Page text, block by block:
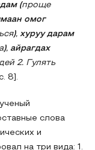
(проще
омог
), хуруу дарам
), айрагдах
2. Гулять
8].
слова
и
на три вида: 1.